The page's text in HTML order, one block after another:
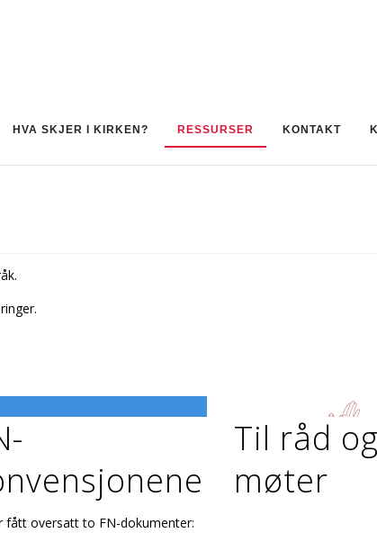
HVA SKJER I KIRKEN? RESSURSER KONTAKT
fått oversatt to FN-dokumenter:
Til råd og
møter